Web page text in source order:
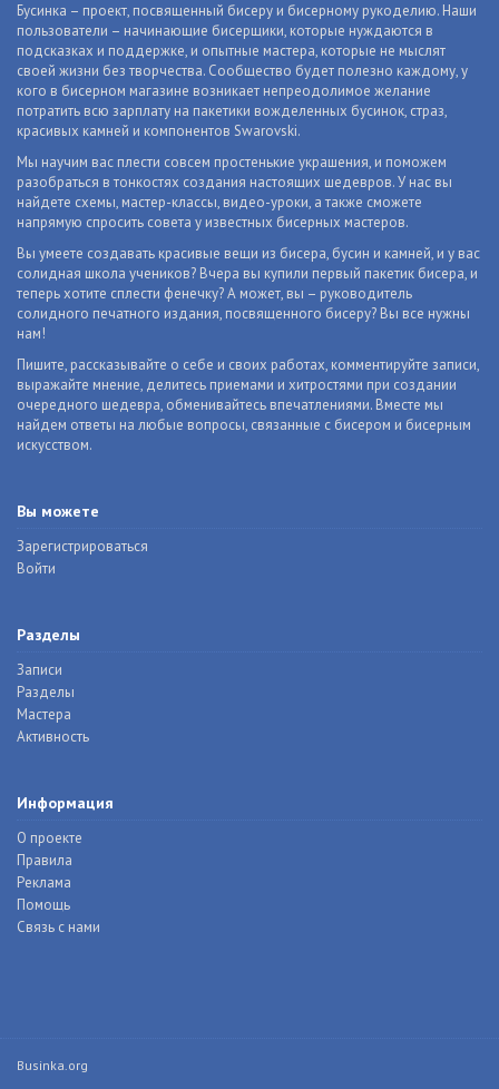
Бусинка – проект, посвященный бисеру и бисерному рукоделию. Наши
пользователи – начинающие бисерщики, которые нуждаются в
подсказках и поддержке, и опытные мастера, которые не мыслят
своей жизни без творчества. Сообщество будет полезно каждому, у
кого в бисерном магазине возникает непреодолимое желание
потратить всю зарплату на пакетики вожделенных бусинок, страз,
красивых камней и компонентов Swarovski.
Мы научим вас плести совсем простенькие украшения, и поможем
разобраться в тонкостях создания настоящих шедевров. У нас вы
найдете схемы, мастер-классы, видео-уроки, а также сможете
напрямую спросить совета у известных бисерных мастеров.
Вы умеете создавать красивые вещи из бисера, бусин и камней, и у вас
солидная школа учеников? Вчера вы купили первый пакетик бисера, и
теперь хотите сплести фенечку? А может, вы – руководитель
солидного печатного издания, посвященного бисеру? Вы все нужны
нам!
Пишите, рассказывайте о себе и своих работах, комментируйте записи,
выражайте мнение, делитесь приемами и хитростями при создании
очередного шедевра, обменивайтесь впечатлениями. Вместе мы
найдем ответы на любые вопросы, связанные с бисером и бисерным
искусством.
Вы можете
Зарегистрироваться
Войти
Разделы
Записи
Разделы
Мастера
Активность
Информация
О проекте
Правила
Реклама
Помощь
Связь с нами
Businka.org